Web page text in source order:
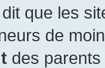
que les
de
des parents